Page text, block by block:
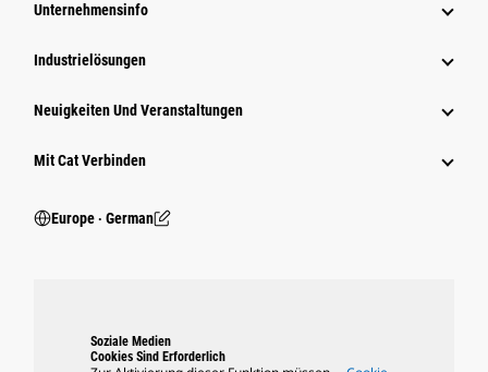
Unternehmensinfo
Industrielösungen
Neuigkeiten Und Veranstaltungen
Mit Cat Verbinden
Europe ‧ German
Soziale Medien
Cookies Sind Erforderlich